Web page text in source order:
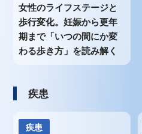
女性のライフステージと
歩行変化。妊娠から更年
期まで「いつの間にか変
わる歩き方」を読み解く
疾患
疾患